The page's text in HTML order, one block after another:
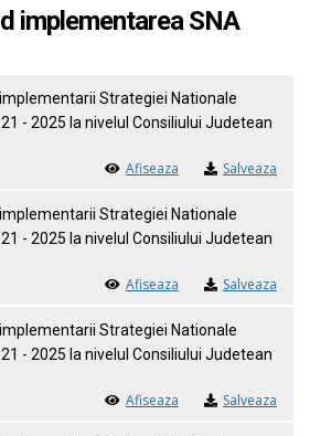
implementarea SNA
Strategiei Nationale
- 2025 la nivelul Consiliului Judetean
Afiseaza Salveaza
Strategiei Nationale
- 2025 la nivelul Consiliului Judetean
Afiseaza Salveaza
Strategiei Nationale
- 2025 la nivelul Consiliului Judetean
Afiseaza Salveaza